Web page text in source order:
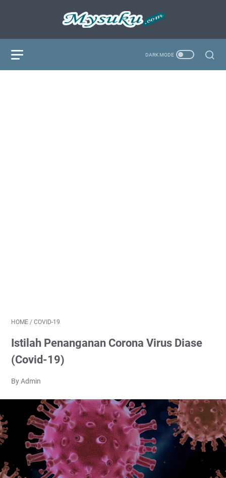
HOME / COVID-19
Istilah Penanganan Corona Virus Diase
(Covid-19)
By Admin